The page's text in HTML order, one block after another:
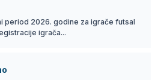
period 2026. godine za igrače futsal
igrača...